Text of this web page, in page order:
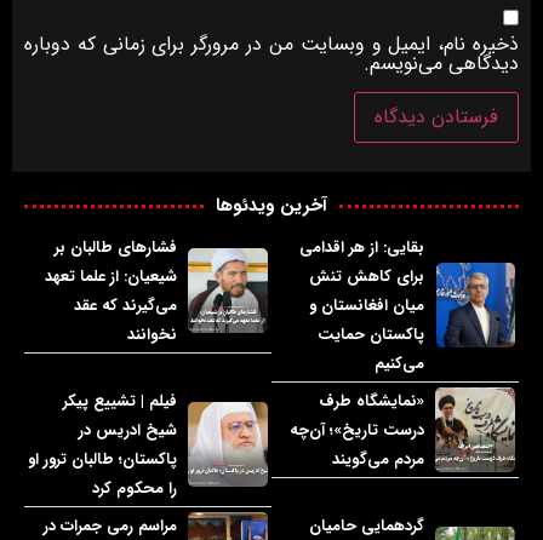
ذخیره نام، ایمیل و وبسایت من در مرورگر برای زمانی که دوباره
دیدگاهی می‌نویسم.
آخرین ویدئوها
بقایی: از هر اقدامی
برای کاهش تنش
میان افغانستان و
پاکستان حمایت
می‌کنیم
فشارهای طالبان بر
شیعیان: از علما تعهد
می‌گیرند که عقد
نخوانند
«نمایشگاه طرف
درست تاریخ»؛ آن‌چه
مردم می‌گویند
فیلم | تشییع پیکر
شیخ ادریس در
پاکستان؛ طالبان ترور او
را محکوم کرد
گردهمایی حامیان
مراسم رمی جمرات در